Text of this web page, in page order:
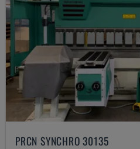
PRCN SYNCHRO 30135